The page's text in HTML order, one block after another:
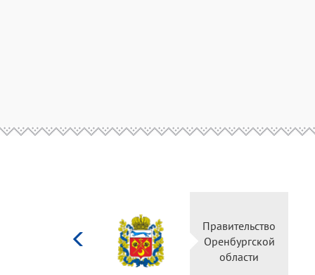
Правительство
Оренбургской
области